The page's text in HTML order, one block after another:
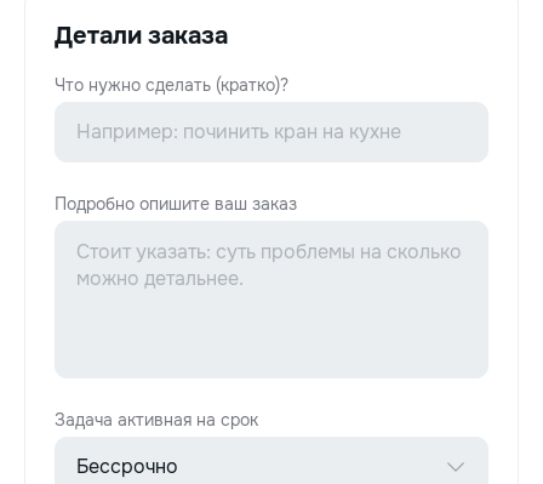
Детали заказа
Что нужно сделать (кратко)?
Подробно опишите ваш заказ
Задача активная на срок